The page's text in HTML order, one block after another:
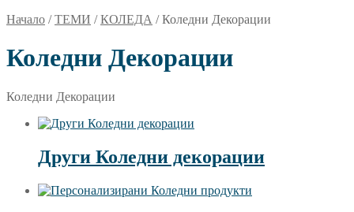
Начало /ТЕМИ /КОЛЕДА /Коледни Декорации
Коледни Декорации
Коледни Декорации
Други Коледни декорации